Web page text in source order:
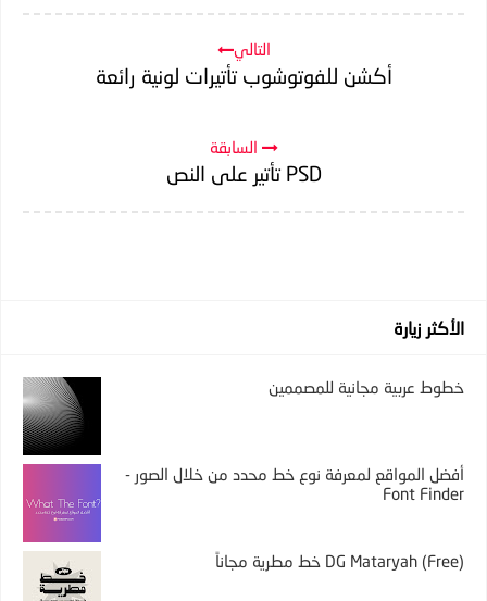
التالي
أكشن للفوتوشوب تأتيرات لونية رائعة
السابقة
PSD تأتير على النص
الأكثر زيارة
خطوط عربية مجانية للمصممين
أفضل المواقع لمعرفة نوع خط محدد من خلال الصور -
Font Finder
DG Mataryah (Free) خط مطرية مجاناً